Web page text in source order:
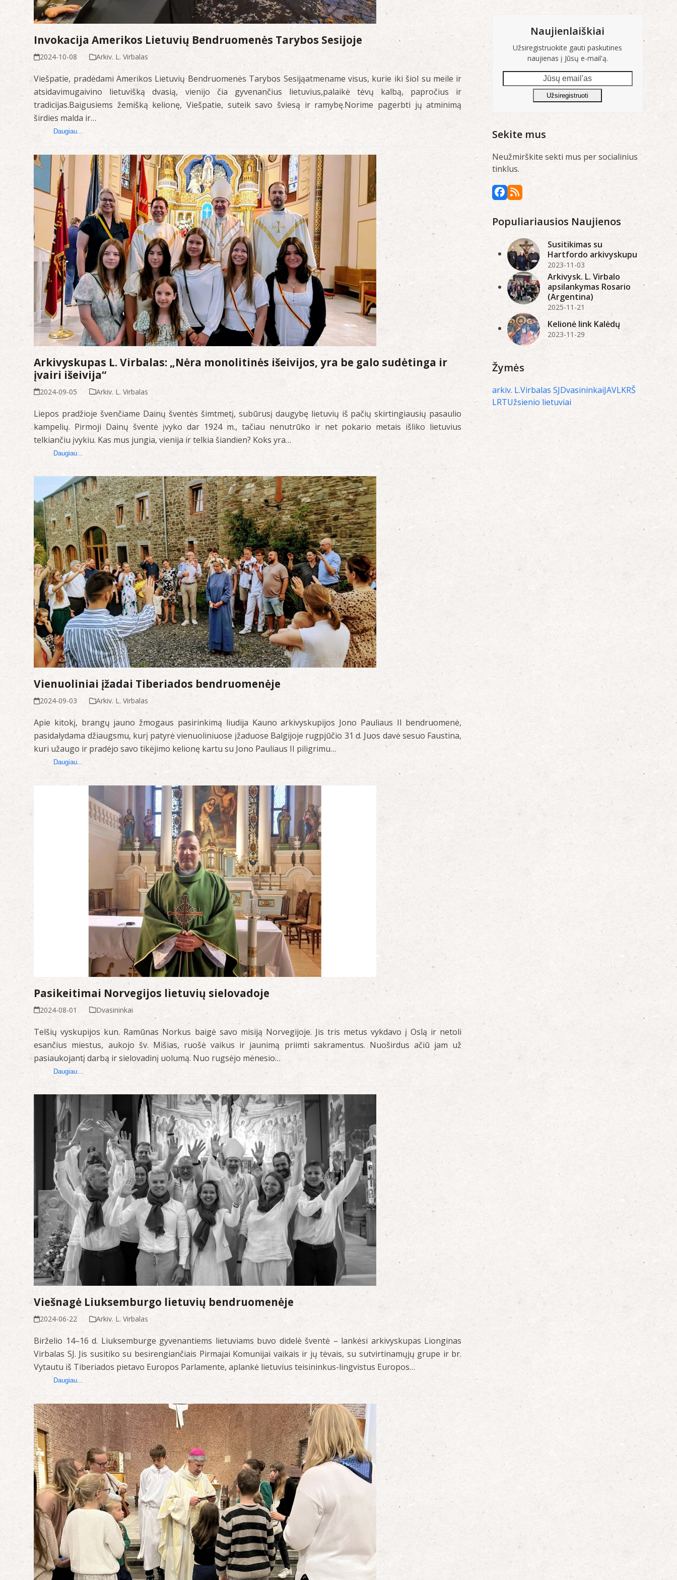
Invokacija Amerikos Lietuvių Bendruomenės Tarybos Sesijoje
2024-10-08 Arkiv. L. Virbalas
Viešpatie, pradėdami Amerikos Lietuvių Bendruomenės Tarybos Sesijąatmename visus, kurie iki šiol su meile ir
atsidavimugaivino lietuvišką dvasią, vienijo čia gyvenančius lietuvius,palaikė tėvų kalbą, papročius ir
tradicijas.Baigusiems žemišką kelionę, Viešpatie, suteik savo šviesą ir ramybę.Norime pagerbti jų atminimą
širdies malda ir…
Daugiau...
Arkivyskupas L. Virbalas: „Nėra monolitinės išeivijos, yra be galo sudėtinga ir
įvairi išeivija“
2024-09-05 Arkiv. L. Virbalas
Liepos pradžioje švenčiame Dainų šventės šimtmetį, subūrusį daugybę lietuvių iš pačių skirtingiausių pasaulio
kampelių. Pirmoji Dainų šventė įvyko dar 1924 m., tačiau nenutrūko ir net pokario metais išliko lietuvius
telkiančiu įvykiu. Kas mus jungia, vienija ir telkia šiandien? Koks yra…
Daugiau...
Vienuoliniai įžadai Tiberiados bendruomenėje
2024-09-03 Arkiv. L. Virbalas
Apie kitokį, brangų jauno žmogaus pasirinkimą liudija Kauno arkivyskupijos Jono Pauliaus II bendruomenė,
pasidalydama džiaugsmu, kurį patyrė vienuoliniuose įžaduose Balgijoje rugpjūčio 31 d. Juos davė sesuo Faustina,
kuri užaugo ir pradėjo savo tikėjimo kelionę kartu su Jono Pauliaus II piligrimu…
Daugiau...
Pasikeitimai Norvegijos lietuvių sielovadoje
2024-08-01 Dvasininkai
Telšių vyskupijos kun. Ramūnas Norkus baigė savo misiją Norvegijoje. Jis tris metus vykdavo į Oslą ir netoli
esančius miestus, aukojo šv. Mišias, ruošė vaikus ir jaunimą priimti sakramentus. Nuoširdus ačiū jam už
pasiaukojantį darbą ir sielovadinį uolumą. Nuo rugsėjo mėnesio…
Daugiau...
Viešnagė Liuksemburgo lietuvių bendruomenėje
2024-06-22 Arkiv. L. Virbalas
Birželio 14–16 d. Liuksemburge gyvenantiems lietuviams buvo didelė šventė – lankėsi arkivyskupas Lionginas
Virbalas SJ. Jis susitiko su besirengiančiais Pirmajai Komunijai vaikais ir jų tėvais, su sutvirtinamųjų grupe ir br.
Vytautu iš Tiberiados pietavo Europos Parlamente, aplankė lietuvius teisininkus-lingvistus Europos…
Daugiau...
Naujienlaiškiai
Užsiregistruokite gauti paskutines
naujienas į Jūsų e-mail'ą.
email'as
Užsiregistruoti
Sekite mus
Neužmirškite sekti mus per socialinius
tinklus.
Facebook
RSS
Populiariausios Naujienos
Susitikimas su
Hartfordo arkivyskupu
2023-11-03
Arkivysk. L. Virbalo
apsilankymas Rosario
(Argentina)
2025-11-21
Kelionė link Kalėdų
2023-11-29
Žymės
arkiv. L.Virbalas SJDvasininkaiJAVLKRŠ
LRTUžsienio lietuviai